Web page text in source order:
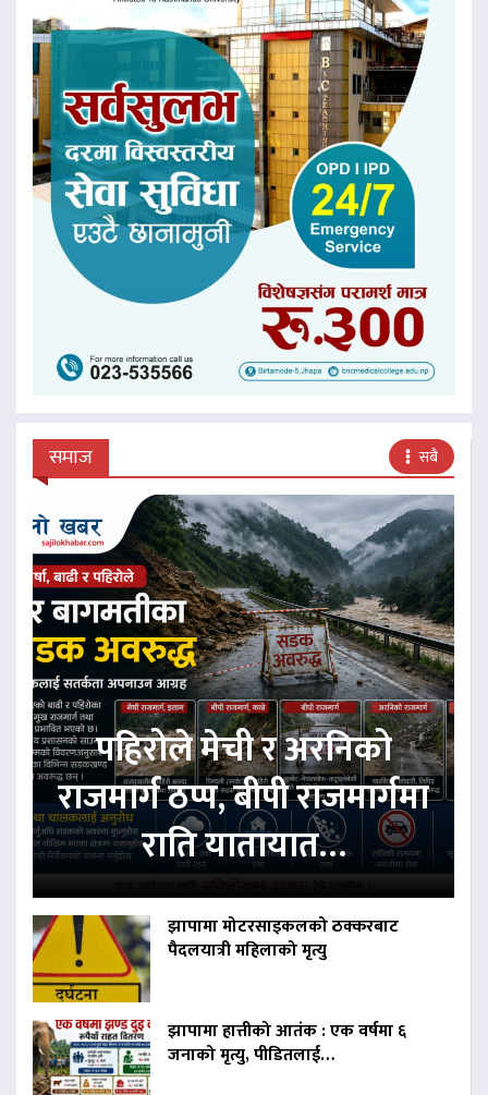
समाज सबै
पहिरोले मेची र अरनिको
राजमार्ग ठप्प, बीपी राजमार्गमा
राति यातायात…
झापामा मोटरसाइकलको ठक्करबाट
पैदलयात्री महिलाको मृत्यु
झापामा हात्तीको आतंक : एक वर्षमा ६
जनाको मृत्यु, पीडितलाई…